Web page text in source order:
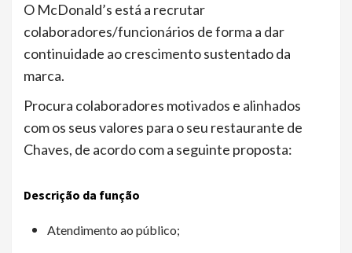
O McDonald’s está a recrutar
colaboradores/funcionários de forma a dar
continuidade ao crescimento sustentado da
marca.
Procura colaboradores motivados e alinhados
com os seus valores para o seu restaurante de
Chaves, de acordo com a seguinte proposta:
Descrição da função
Atendimento ao público;